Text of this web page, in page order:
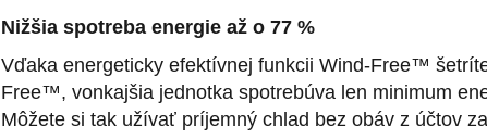
Nižšia spotreba energie až o 77 %
Vďaka energeticky efektívnej funkcii Wind-Free™
Free™, vonkajšia jednotka spotrebúva len minimum
Môžete si tak užívať príjemný chlad bez obáv z účtov